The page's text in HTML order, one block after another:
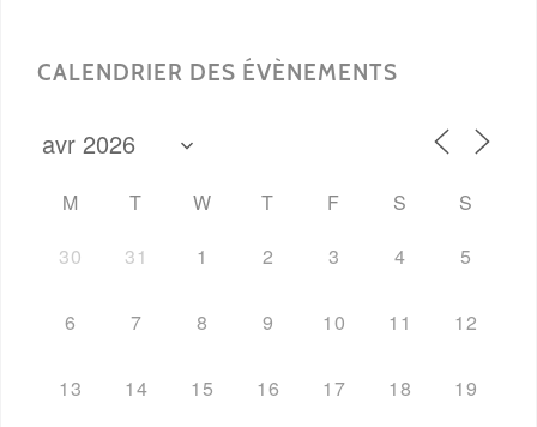
CALENDRIER DES ÉVÈNEMENTS
M T W T F S
S
30
31 1 2 3 4 5
6 7 8 9 10 11 12
13 14 15 16 17 18 19